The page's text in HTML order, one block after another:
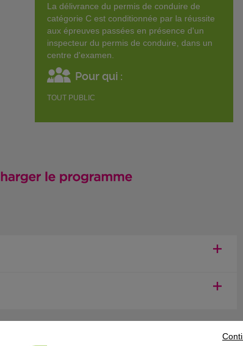
La délivrance du permis de conduire de
catégorie C est conditionnée par la réussite
aux épreuves passées en présence d'un
inspecteur du permis de conduire, dans un
centre d'examen.
Pour qui :
TOUT PUBLIC